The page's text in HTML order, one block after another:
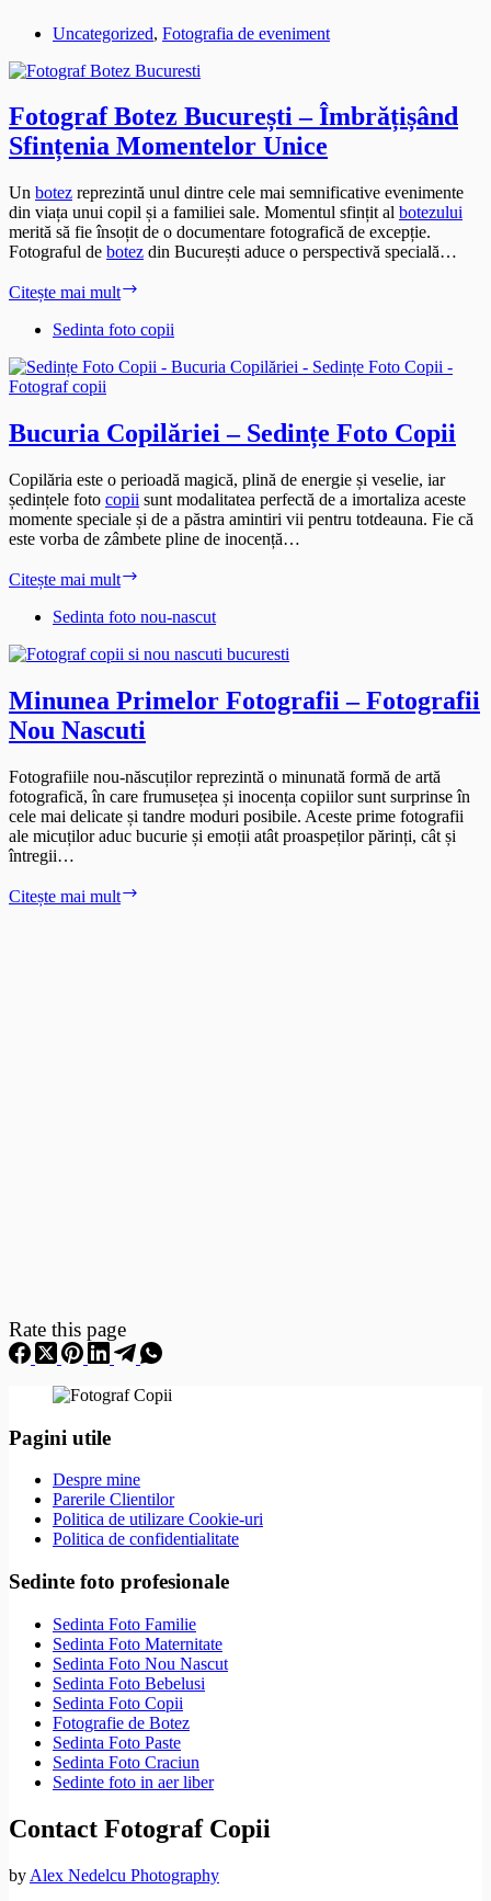
Uncategorized, Fotografia de eveniment
Fotograf Botez București – Îmbrățișând
Sfințenia Momentelor Unice
Un botez reprezintă unul dintre cele mai semnificative evenimente
din viața unui copil și a familiei sale. Momentul sfințit al botezului
merită să fie însoțit de o documentare fotografică de excepție.
Fotograful de botez din București aduce o perspectivă specială…
Citește mai mult
București
Îmbrățișând
Unice
Sedinta foto copii
Bucuria Copilăriei – Sedințe Foto Copii
Copilăria este o perioadă magică, plină de energie și veselie, iar
ședințele foto copii sunt modalitatea perfectă de a imortaliza aceste
momente speciale și de a păstra amintiri vii pentru totdeauna. Fie că
este vorba de zâmbete pline de inocență…
Citește mai mult
–
Foto
Sedinta foto nou-nascut
Minunea Primelor Fotografii – Fotografii
Nou Nascuti
Fotografiile nou-născuților reprezintă o minunată formă de artă
fotografică, în care frumusețea și inocența copiilor sunt surprinse în
cele mai delicate și tandre moduri posibile. Aceste prime fotografii
ale micuților aduc bucurie și emoții atât proaspeților părinți, cât și
întregii…
Citește mai mult
Rate this page
Pagini utile
Despre mine
Parerile Clientilor
Politica de utilizare Cookie-uri
Politica de confidentialitate
Sedinte foto profesionale
Sedinta Foto Familie
Sedinta Foto Maternitate
Sedinta Foto Nou Nascut
Sedinta Foto Bebelusi
Sedinta Foto Copii
Fotografie de Botez
Sedinta Foto Paste
Sedinta Foto Craciun
Sedinte foto in aer liber
Contact Fotograf Copii
by Alex Nedelcu Photography